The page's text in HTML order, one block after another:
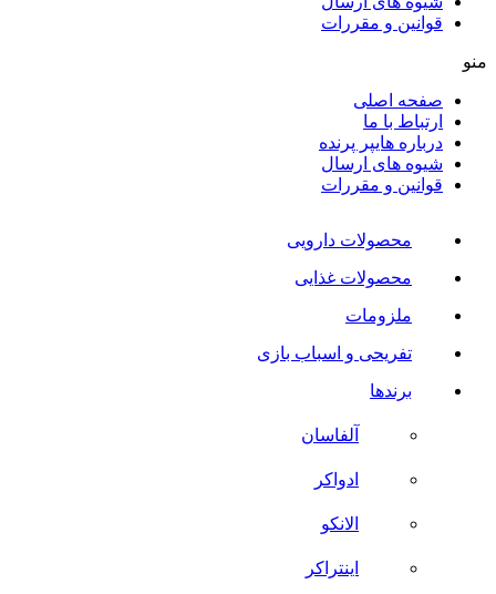
قوانین و مقررات
منو
صفحه اصلی
ارتباط با ما
درباره هایپر پرنده
شیوه های ارسال
قوانین و مقررات
محصولات دارویی
محصولات غذایی
ملزومات
تفریحی و اسباب بازی
برندها
آلفاسان
ادواکر
الانکو
اینتراکر